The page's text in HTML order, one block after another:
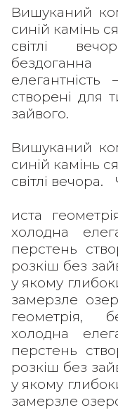
Вишуканий
синій камінь
світлі
створені для
зайвого.
Вишуканий
синій камінь
світлі вечора.
иста
холодна
перстень
розкіш без
у якому
замерзле
геометрія,
холодна
перстень
розкіш без
у якому
замерзле